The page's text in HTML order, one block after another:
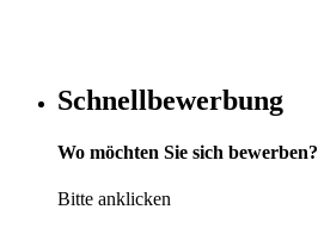
Schnellbewerbung
Wo möchten Sie sich bewerben?
Bitte anklicken